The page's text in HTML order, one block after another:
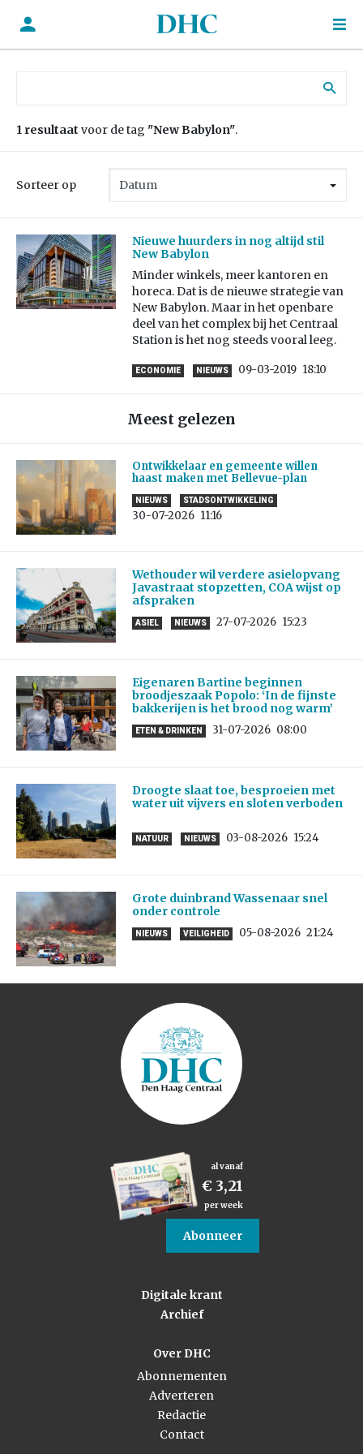
1 resultaat voor de tag "New Babylon".
Sorteer op
Nieuwe huurders in nog altijd stil
New Babylon
Minder winkels, meer kantoren en
horeca. Dat is de nieuwe strategie van
New Babylon. Maar in het openbare
deel van het complex bij het Centraal
Station is het nog steeds vooral leeg.
ECONOMIE NIEUWS 09-03-2019 18:10
Meest gelezen
Ontwikkelaar en gemeente willen
haast maken met Bellevue-plan
NIEUWS STADSONTWIKKELING
30-07-2026 11:16
Wethouder wil verdere asielopvang
Javastraat stopzetten, COA wijst op
afspraken
ASIEL NIEUWS 27-07-2026 15:23
Eigenaren Bartine beginnen
broodjeszaak Popolo: ‘In de fijnste
bakkerijen is het brood nog warm’
ETEN & DRINKEN 31-07-2026 08:00
Droogte slaat toe, besproeien met
water uit vijvers en sloten verboden
NATUUR NIEUWS 03-08-2026 15:24
Grote duinbrand Wassenaar snel
onder controle
NIEUWS VEILIGHEID 05-08-2026 21:24
al vanaf
€ 3,21
per week
Abonneer
Digitale krant
Archief
Over DHC
Abonnementen
Adverteren
Redactie
Contact